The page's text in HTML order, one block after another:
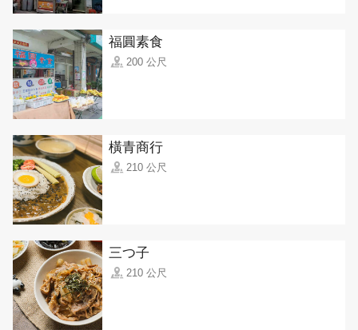
福圓素食
200 公尺
橫青商行
210 公尺
三つ子
210 公尺